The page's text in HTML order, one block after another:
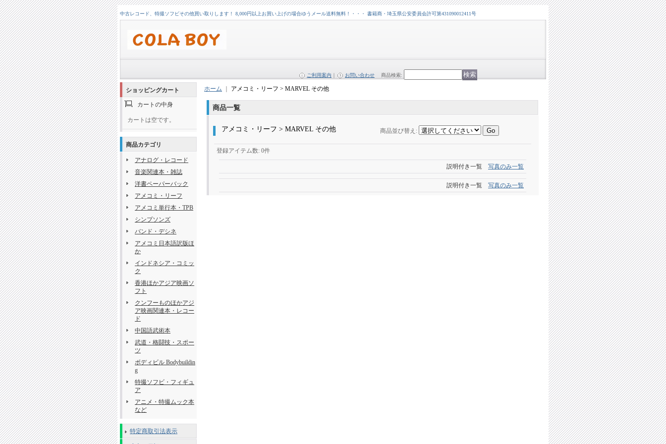
中古レコード、特撮ソフビその他買い取りします！ 8,000円以上お買い上げの場合ゆうメール送料無料！・・・ 書籍商・埼玉県公安委員会許可第431090012411号
ご利用案内 お問い合わせ 商品検索:
ショッピングカート
カートの中身
カートは空です。
商品カテゴリ
アナログ・レコード
音楽関連本・雑誌
洋書ペーパーバック
アメコミ・リーフ
アメコミ単行本・TPB
シンプソンズ
バンド・デシネ
アメコミ日本語訳版ほ
か
インドネシア・コミッ
ク
香港ほかアジア映画ソ
フト
クンフーものほかアジ
ア映画関連本・レコー
ド
中国語武術本
武道・格闘技・スポー
ツ
ボディビル Bodybuildin
g
特撮ソフビ・フィギュ
ア
アニメ・特撮ムック本
など
特定商取引法表示
ホーム アメコミ・リーフ > MARVEL その他
商品一覧
アメコミ・リーフ > MARVEL その他 商品並び替え :
登録アイテム数: 0件
説明付き一覧 写真のみ一覧
説明付き一覧 写真のみ一覧